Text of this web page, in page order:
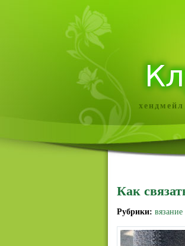
хендмейл
Как
Рубрики: вязание